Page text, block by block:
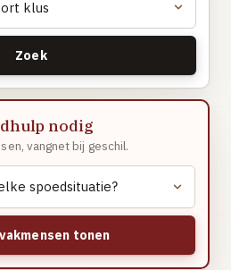
Zoek
nodig
vangnet bij geschil.
tonen